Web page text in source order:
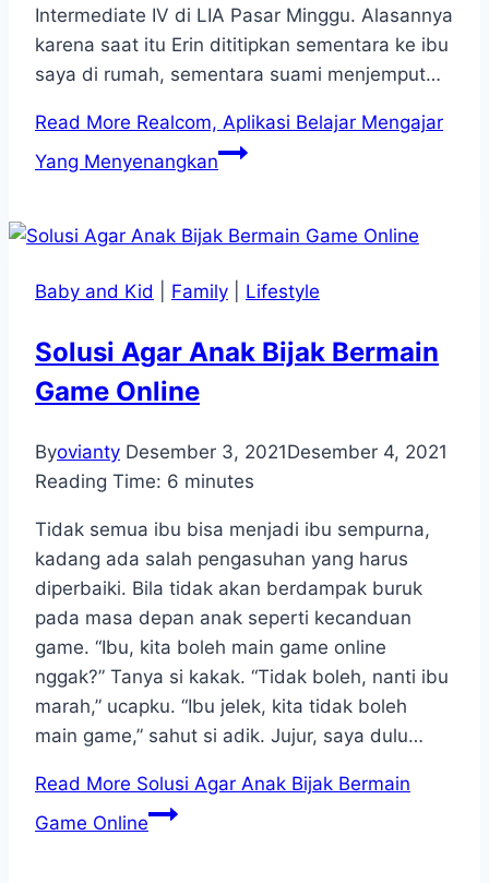
Intermediate IV di LIA Pasar Minggu. Alasannya
karena saat itu Erin dititipkan sementara ke ibu
saya di rumah, sementara suami menjemput…
Read More Realcom, Aplikasi Belajar Mengajar
Yang Menyenangkan
Baby and Kid Family Lifestyle
Solusi Agar Anak Bijak Bermain
Game Online
Byovianty Desember 3, 2021Desember 4, 2021
Reading Time: 6 minutes
Tidak semua ibu bisa menjadi ibu sempurna,
kadang ada salah pengasuhan yang harus
diperbaiki. Bila tidak akan berdampak buruk
pada masa depan anak seperti kecanduan
game. “Ibu, kita boleh main game online
nggak?” Tanya si kakak. “Tidak boleh, nanti ibu
marah,” ucapku. “Ibu jelek, kita tidak boleh
main game,” sahut si adik. Jujur, saya dulu…
Read More Solusi Agar Anak Bijak Bermain
Game Online